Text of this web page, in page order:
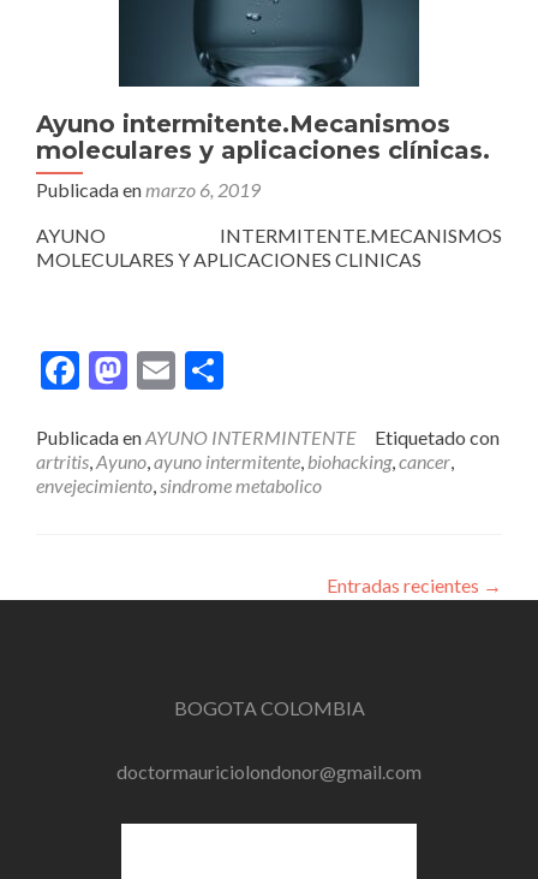
Ayuno intermitente.Mecanismos
moleculares y aplicaciones clínicas.
Publicada enmarzo 6, 2019
AYUNO INTERMITENTE.MECANISMOS
MOLECULARES Y APLICACIONES CLINICAS
Facebook
Mastodon
Email
Publicada enAYUNO INTERMINTENTE
Etiquetado con
artritis,Ayuno,ayuno intermitente, biohacking,cancer,
envejecimiento,sindrome metabolico
Entradas recientes →
BOGOTA COLOMBIA
doctormauriciolondonor@gmail.com